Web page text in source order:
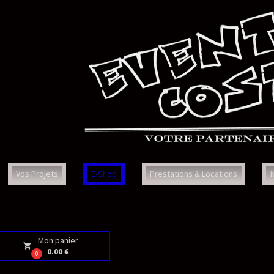
Prestations & Locations Nous Contacter Faq